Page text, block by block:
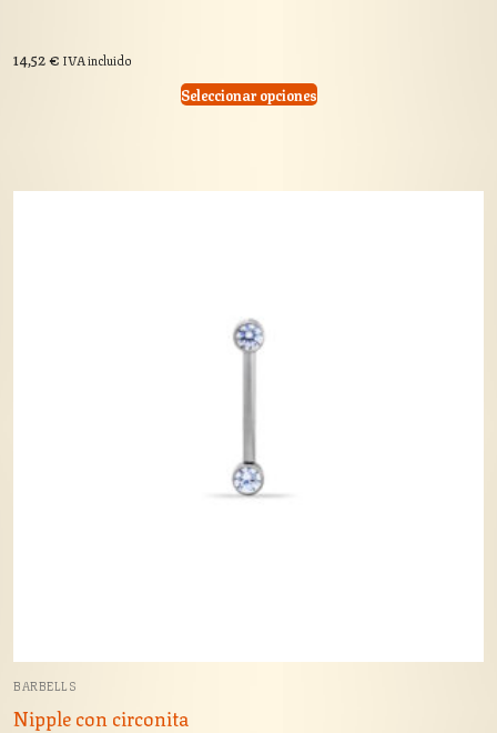
14,52€ IVA incluido
Seleccionar opciones
BARBELLS
Nipple con circonita